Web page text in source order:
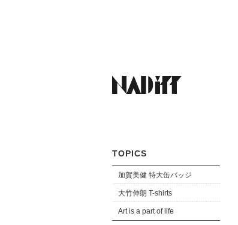
TOPICS
加賀美健 特大缶バッジ
大竹伸朗 T-shirts
Art is a part of life